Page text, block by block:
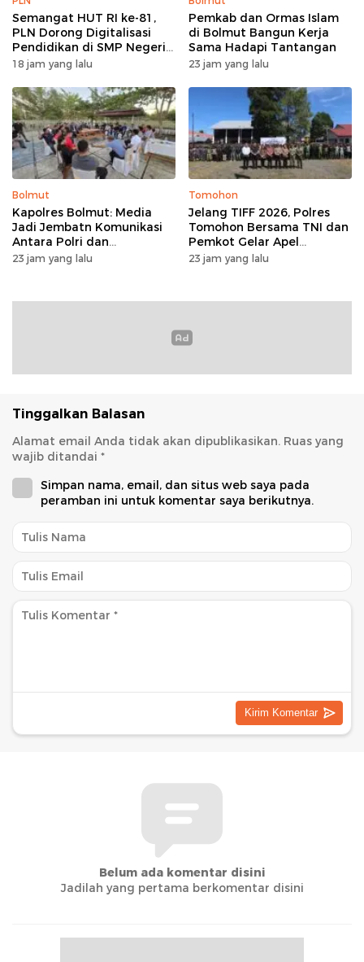
Semangat HUT RI ke-81,
PLN Dorong Digitalisasi
Pendidikan di SMP Negeri
1 Palu Lewat Program TJSL
18 jam yang lalu
Pemkab dan Ormas Islam
di Bolmut Bangun Kerja
Sama Hadapi Tantangan
23 jam yang lalu
Bolmut
Kapolres Bolmut: Media
Jadi Jembatn Komunikasi
Antara Polri dan
Masyarakat
23 jam yang lalu
Tomohon
Jelang TIFF 2026, Polres
Tomohon Bersama TNI dan
Pemkot Gelar Apel
Kesiapan Pengamanan
23 jam yang lalu
Tinggalkan Balasan
Alamat email Anda tidak akan dipublikasikan. Ruas yang
wajib ditandai *
Simpan nama, email, dan situs web saya pada
peramban ini untuk komentar saya berikutnya.
Belum ada komentar disini
Jadilah yang pertama berkomentar disini